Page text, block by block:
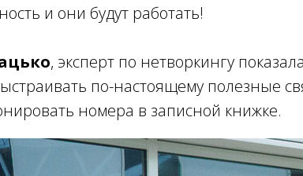
и они будут работать!
, эксперт по нетворкингу
по-настоящему полезные
номера в записной книжке.